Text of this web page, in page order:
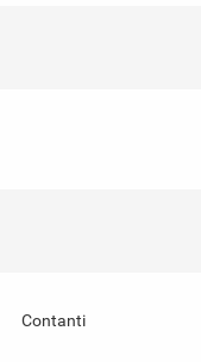
Contanti